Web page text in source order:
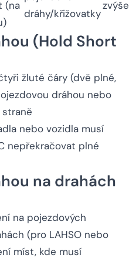
(na
dráhy/křižovatky
(Hold Short
žluté čáry (dvě plné,
dráhou nebo
nebo vozidla musí
nepřekračovat plné
na drahách
na pojezdových
(pro LAHSO nebo
míst, kde musí